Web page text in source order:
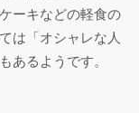
ーキなどの軽食の
は「オシャレな人
あるようです。